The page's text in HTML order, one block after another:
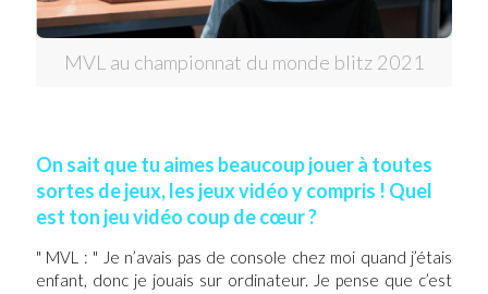
MVL au championnat du monde blitz 2021
On sait que tu aimes beaucoup jouer à toutes
sortes de jeux, les jeux vidéo y compris ! Quel
est ton jeu vidéo coup de cœur ?
" MVL : " Je n’avais pas de console chez moi quand j’étais
enfant, donc je jouais sur ordinateur. Je pense que c’est